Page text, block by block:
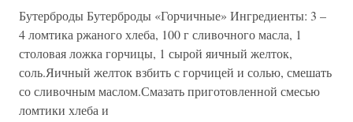
Бутерброды Бутерброды «Горчичные» Ингредиенты: 3 –
4 ломтика ржаного хлеба, 100 г сливочного масла, 1
столовая ложка горчицы, 1 сырой яичный желток,
соль.Яичный желток взбить с горчицей и солью, смешать
со сливочным маслом.Смазать приготовленной смесью
ломтики хлеба и